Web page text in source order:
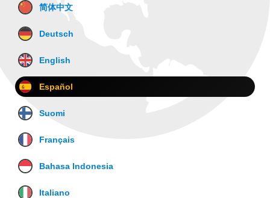
简体中文
Deutsch
English
Español
Suomi
Français
Bahasa Indonesia
Italiano